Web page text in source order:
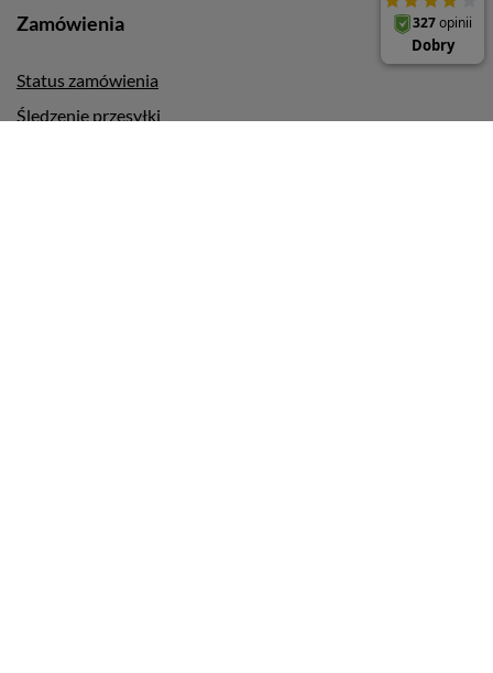
Zamówienia
Status zamówienia
Śledzenie przesyłki